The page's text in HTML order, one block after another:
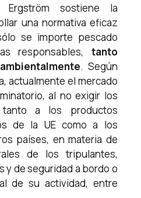
sostiene la
una normativa eficaz
se importe pescado
responsables, tanto
. Según
actualmente el mercado
al no exigir los
tanto a los productos
de la UE como a los
países, en materia de
de los tripulantes,
y de seguridad a bordo o
de su actividad, entre